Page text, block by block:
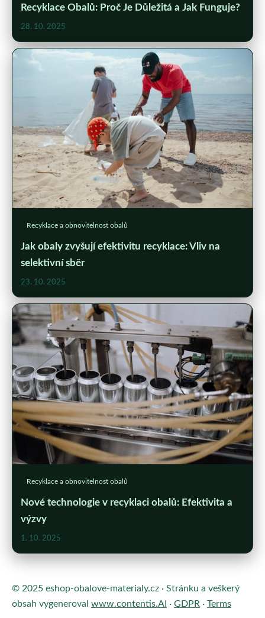
Recyklace Obalů: Proč Je Důležitá a Jak Funguje?
28. 10. 2025
Recyklace a obnovitelnost obalů
Jak obaly zvyšují efektivitu recyklace: Vliv na
selektivní sběr
23. 10. 2025
Recyklace a obnovitelnost obalů
Nové technologie v recyklaci obalů: Efektivita a
výzvy
1. 10. 2025
© 2025 eshop-obalove-materialy.cz · Stránku a veškerý
obsah vygeneroval www.contentis.AI · GDPR · Terms